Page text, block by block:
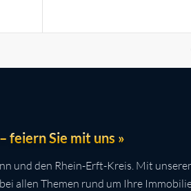
feiern Sie mit uns »
und den Rhein-Erft-Kreis. Mit
allen Themen rund um Ihre